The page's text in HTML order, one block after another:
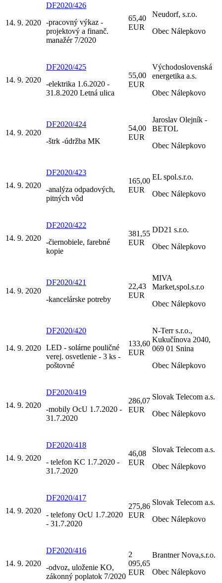
14. 9. 2020
DF2020/426
-pracovný výkaz -
projektový a finanč.
manažér 7/2020
65,40
EUR
Neudorf, s.r.o.
Obec Nálepkovo
14. 9. 2020
DF2020/425
-elektrika 1.6.2020 -
31.8.2020 Letná ulica
55,00
EUR
Východoslovenská
energetika a.s.
Obec Nálepkovo
14. 9. 2020
DF2020/424
-štrk -údržba MK
54,00
EUR
Jaroslav Olejník -
BETOL
Obec Nálepkovo
14. 9. 2020
DF2020/423
-analýza odpadových,
pitných vôd
165,00
EUR
EL spol.s.r.o.
Obec Nálepkovo
14. 9. 2020
DF2020/422
-čiernobiele, farebné
kopie
381,55
EUR
DD21 s.r.o.
Obec Nálepkovo
14. 9. 2020
DF2020/421
-kancelárske potreby
22,43
EUR
MIVA
Market,spol.s.r.o
Obec Nálepkovo
14. 9. 2020
DF2020/420
LED - solárne pouličné
verej. osvetlenie - 3 ks -
poštovné
133,60
EUR
N-Terr s.r.o.,
Kukučínova 2040,
069 01 Snina
Obec Nálepkovo
14. 9. 2020
DF2020/419
-mobily OcU 1.7.2020 -
31.7.2020
286,07
EUR
Slovak Telecom a.s.
Obec Nálepkovo
14. 9. 2020
DF2020/418
- telefon KC 1.7.2020 -
31.7.2020
46,08
EUR
Slovak Telecom a.s.
Obec Nálepkovo
14. 9. 2020
DF2020/417
- telefony OcU 1.7.2020
- 31.7.2020
275,86
EUR
Slovak Telecom a.s.
Obec Nálepkovo
14. 9. 2020
DF2020/416
-odvoz, uloženie KO,
zákonný poplatok 7/2020
2
095,65
EUR
Brantner Nova,s.r.o.
Obec Nálepkovo